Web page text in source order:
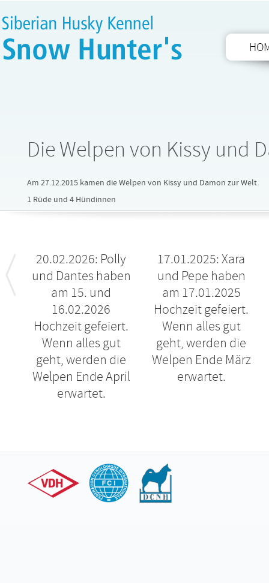
Die Welpen von Kissy und
Am 27.12.2015 kamen die Welpen von Kissy und Damon zur Welt.
1 Rüde und 4 Hündinnen
20.02.2026: Polly
und Dantes haben
am 15. und
16.02.2026
Hochzeit gefeiert.
Wenn alles gut
geht, werden die
Welpen Ende April
erwartet.
17.01.2025: Xara
und Pepe haben
am 17.01.2025
Hochzeit gefeiert.
Wenn alles gut
geht, werden die
Welpen Ende März
erwartet.